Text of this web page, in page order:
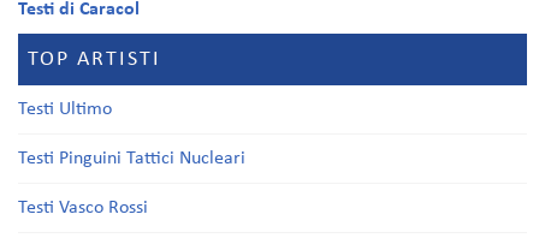
Testi di Caracol
TOP ARTISTI
Testi Ultimo
Testi Pinguini Tattici Nucleari
Testi Vasco Rossi